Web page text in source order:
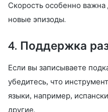
Скорость особенно важна
новые эпизоды.
4. Поддержка
Если вы записываете
убедитесь, что
языки, например,
другие.